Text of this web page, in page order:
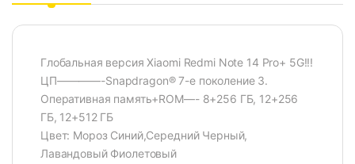
Глобальная версия Xiaomi Redmi Note 14 Pro+ 5G!!!
ЦП————-Snapdragon® 7-е поколение 3.
Оперативная память+ROM—- 8+256 ГБ, 12+256
ГБ, 12+512 ГБ
Цвет: Мороз Синий,Середний Черный,
Лавандовый Фиолетовый